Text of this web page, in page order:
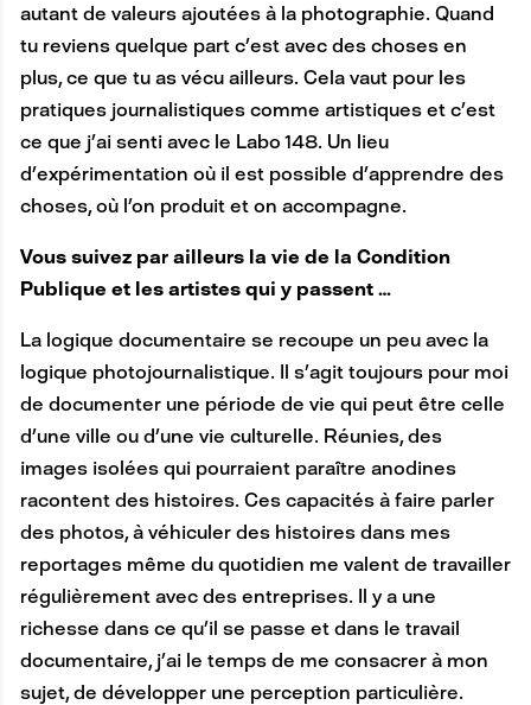
autant de valeurs ajoutées à la photographie. Quand
tu reviens quelque part c’est avec des choses en
plus, ce que tu as vécu ailleurs. Cela vaut pour les
pratiques journalistiques comme artistiques et c’est
ce que j’ai senti avec le Labo 148. Un lieu
d’expérimentation où il est possible d’apprendre des
choses, où l’on produit et on accompagne.
Vous suivez par ailleurs la vie de la Condition
Publique et les artistes qui y passent …
La logique documentaire se recoupe un peu avec la
logique photojournalistique. Il s’agit toujours pour moi
de documenter une période de vie qui peut être celle
d’une ville ou d’une vie culturelle. Réunies, des
images isolées qui pourraient paraître anodines
racontent des histoires. Ces capacités à faire parler
des photos, à véhiculer des histoires dans mes
reportages même du quotidien me valent de travailler
régulièrement avec des entreprises. Il y a une
richesse dans ce qu’il se passe et dans le travail
documentaire, j’ai le temps de me consacrer à mon
sujet, de développer une perception particulière.